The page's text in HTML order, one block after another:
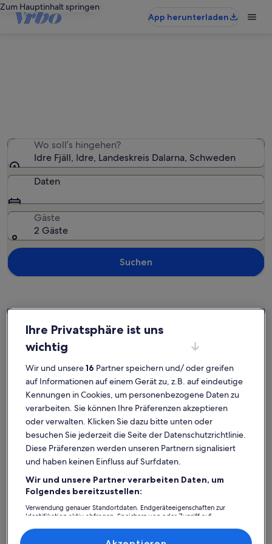
Zum Hauptinhalt springen
App herunterladen
Wo soll’s hingehen?
Idre Fjäll, Idre, Landeskreis Dalarna, Schweden
Daten
Gäste
2 Gäste
Suchen
Idre Ferienunterkünfte nahe Idre Fjäll
Entdecke unsere Auswahl an privaten Ferienunterkünften nahe Idre
Fjäll, die perfekt für deinen Aufenthalt sind. Egal, ob du mit
Familien, Freunden oder Haustieren unterwegs bist,
Ferienunterkünfte erwarten dich und deine Lieben mit
Annehmlichkeiten, die keine Wünsche offenlassen. Dazu gehören
zum Beispiel Parken und ein Pool. Was du dir also auch vorstellst, du
findest bestimmt genau die Art von Unterkunft, die all deine
Bedürfnisse erfüllt – das Angebot bei uns ist vielfältig und umfasst
barrierearme oder Nichtraucheroptionen.
Finde Unterkünfte ganz nach deinem
Geschmack
Suche nach FerienhäusernSuche nach Ferienwohnungen
Suche
Ihre Privatsphäre ist uns
wichtig
Wir und unsere16 Partner speichern und/ oder greifen
auf Informationen auf einem Gerät zu, z.B. auf eindeutige
Kennungen in Cookies, um personenbezogene Daten zu
verarbeiten. Sie können Ihre Präferenzen akzeptieren
oder verwalten. Klicken Sie dazu bitte unten oder
besuchen Sie jederzeit die Seite der Datenschutzrichtlinie.
Diese Präferenzen werden unseren Partnern signalisiert
und haben keinen Einfluss auf Surfdaten.
Wir und unsere Partner verarbeiten Daten, um
Folgendes bereitzustellen:
Verwendung genauer Standortdaten. Endgeräteeigenschaften zur
Identifikation aktiv abfragen. Speichern von oder Zugriff auf
Inhalte, Messung von Werbeleistung und der Performance von Inhalten,
Zielgruppenforschung sowie Entwicklung und Verbesserung von